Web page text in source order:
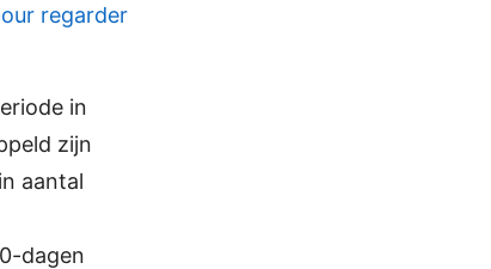
regarder
in
zijn
aantal
dagen